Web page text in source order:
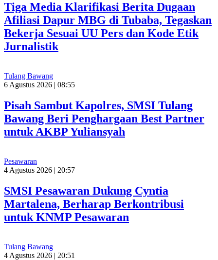
Tiga Media Klarifikasi Berita Dugaan
Afiliasi Dapur MBG di Tubaba, Tegaskan
Bekerja Sesuai UU Pers dan Kode Etik
Jurnalistik
Tulang Bawang
6 Agustus 2026 | 08:55
Pisah Sambut Kapolres, SMSI Tulang
Bawang Beri Penghargaan Best Partner
untuk AKBP Yuliansyah
Pesawaran
4 Agustus 2026 | 20:57
SMSI Pesawaran Dukung Cyntia
Martalena, Berharap Berkontribusi
untuk KNMP Pesawaran
Tulang Bawang
4 Agustus 2026 | 20:51